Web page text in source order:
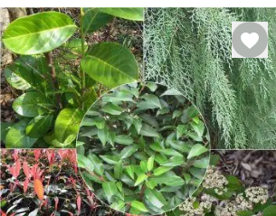
September für
November